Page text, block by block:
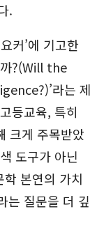
.
커’에 기고한
까?(Will the
라는 제
등교육, 특히
크게 주목받았
도구가 아닌
학 본연의 가치
는 질문을 더 깊